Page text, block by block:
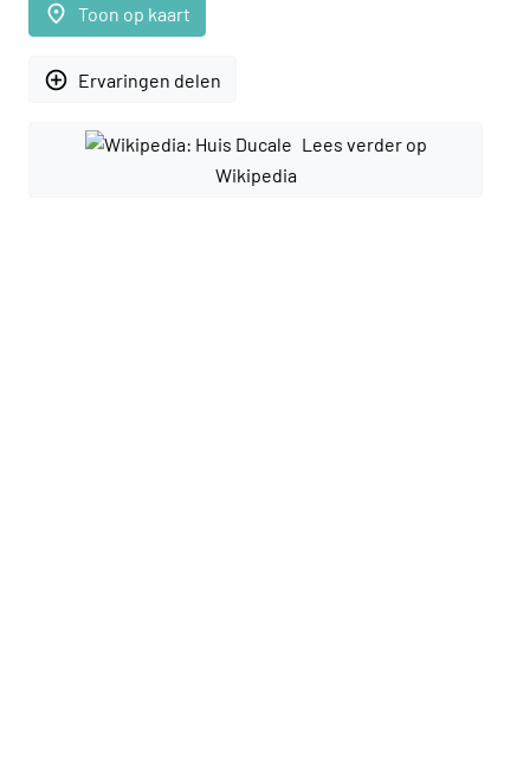
place Toon op kaart
add_circle_outline Ervaringen delen
Lees verder op
Wikipedia